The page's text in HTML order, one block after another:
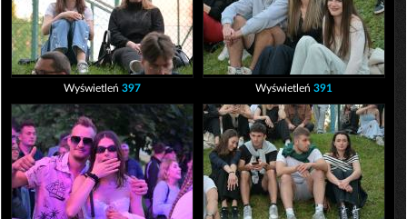
Wyświetleń 397 Wyświetleń 391